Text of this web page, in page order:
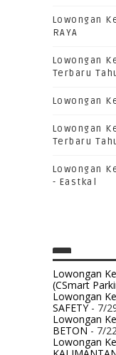
Lowongan
RAYA
Lowongan
Terbaru
Lowongan
Lowongan
Terbaru
Lowongan
- Eastkal
Lowongan
(CSmart
Lowongan
SAFETY- 7/
Lowongan
BETON- 7/
Lowongan